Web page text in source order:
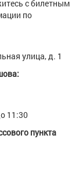
с билетным
по
улица, д. 1
11:30
пункта